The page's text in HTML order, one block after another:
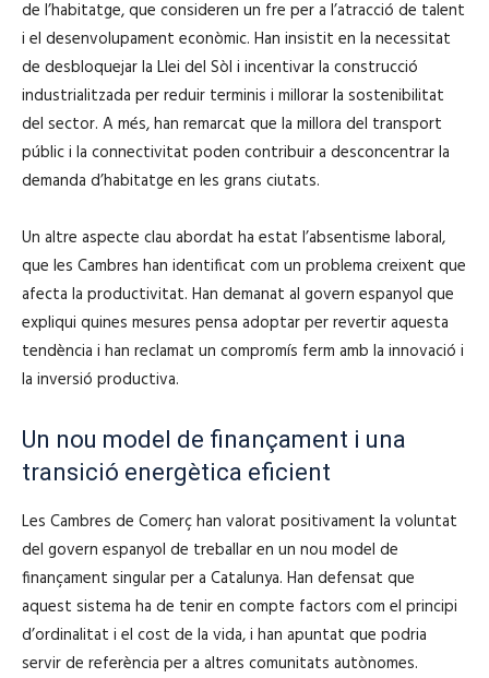
de l’habitatge, que consideren un fre per a l’atracció de talent
i el desenvolupament econòmic. Han insistit en la necessitat
de desbloquejar la Llei del Sòl i incentivar la construcció
industrialitzada per reduir terminis i millorar la sostenibilitat
del sector. A més, han remarcat que la millora del transport
públic i la connectivitat poden contribuir a desconcentrar la
demanda d’habitatge en les grans ciutats.
Un altre aspecte clau abordat ha estat l’absentisme laboral,
que les Cambres han identificat com un problema creixent que
afecta la productivitat. Han demanat al govern espanyol que
expliqui quines mesures pensa adoptar per revertir aquesta
tendència i han reclamat un compromís ferm amb la innovació i
la inversió productiva.
Un nou model de finançament i una
transició energètica eficient
Les Cambres de Comerç han valorat positivament la voluntat
del govern espanyol de treballar en un nou model de
finançament singular per a Catalunya. Han defensat que
aquest sistema ha de tenir en compte factors com el principi
d’ordinalitat i el cost de la vida, i han apuntat que podria
servir de referència per a altres comunitats autònomes.